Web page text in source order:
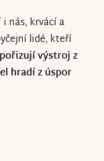
jako
od
a
nás, krvácí a
lidé, kteří
pořizují výstroj z
hradí z úspor